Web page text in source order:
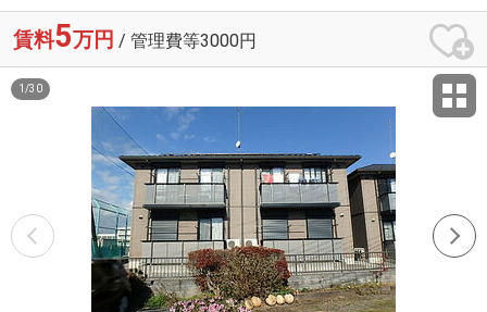
賃料5万円 / 管理費等3000円
1 /30